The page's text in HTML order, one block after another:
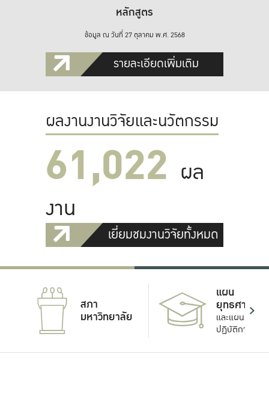
หลักสูตร
ข้อมูล ณ วันที่ 27 ตุลาคม พ.ศ. 2568
รายละเอียดเพิ่มเติม
ผลงานงานวิจัยและนวัตกรรม
61,022 ผล
งาน
เยี่ยมชมงานวิจัยทั้งหมด
สภา
มหาวิทยาลัย
แผน
ยุทธศาสตร์
และแผน
ปฏิบัติการ